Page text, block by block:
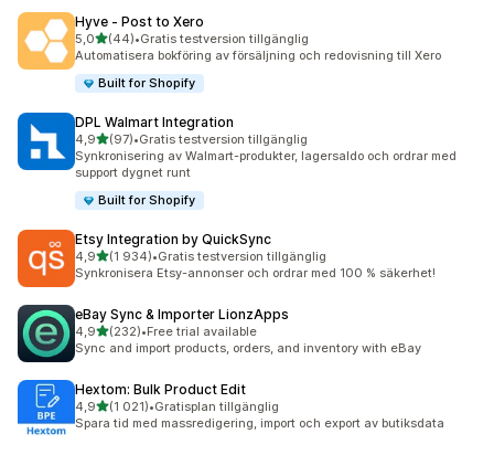
Hyve ‑ Post to Xero
5,0av 5 stjärnor
(44)
44 recensioner totalt
•Gratis testversion tillgänglig
Automatisera bokföring av försäljning och redovisning till Xero
Built for Shopify
DPL Walmart Integration
4,9av 5 stjärnor
(97)
97 recensioner totalt
•Gratis testversion tillgänglig
Synkronisering av Walmart-produkter, lagersaldo och ordrar med
support dygnet runt
Built for Shopify
Etsy Integration by QuickSync
4,9av 5 stjärnor
(1 934)
1934 recensioner totalt
•Gratis testversion tillgänglig
Synkronisera Etsy-annonser och ordrar med 100 % säkerhet!
eBay Sync & Importer LionzApps
4,9av 5 stjärnor
(232)
232 recensioner totalt
•Free trial available
Sync and import products, orders, and inventory with eBay
Hextom: Bulk Product Edit
4,9av 5 stjärnor
(1 021)
1021 recensioner totalt
•Gratisplan tillgänglig
Spara tid med massredigering, import och export av butiksdata